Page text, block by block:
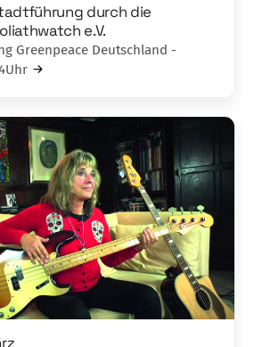
durch die
e.V.
Greenpeace Deutschland -